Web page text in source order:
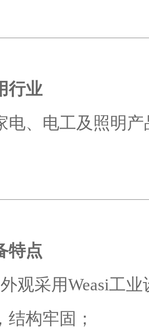
行业
电、电工及照明
特点
观采用Weasi工
结构牢固；